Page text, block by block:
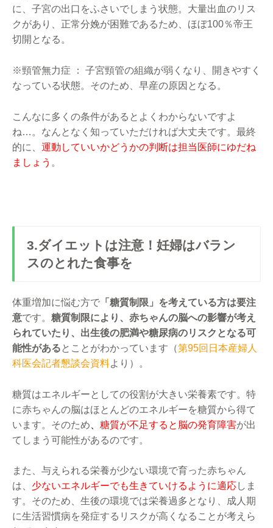
に、子宮の出口をふさいでしまう状態。大量出血のリス
クがあり、正常分娩が困難であるため、ほぼ100％帝王
切開となる。
※頸管無力症 ： 子宮頸管の組織が弱くなり、開きやすく
なっている状態。そのため、早産の原因となる。
こんなに多くの条件があるとよくわからないですよ
ね…。なんとなく知っていただければ大丈夫です。最終
的に、 運動していいかどうかの判断は担当医師にゆだね
ましょう 。
3.ダイエットは注意！妊婦はバラン
スのとれた食事を
体重増加に悩む方で 「糖質制限」を考えている方は要注
意です。 糖質制限により、赤ちゃんの脳への影響が考え
られていたり、出生後の肥満や糖尿病のリスクとなる可
能性がある とことがわかっています（第95回日本産婦人
科医会記者懇談会資料より）。
糖質はエネルギーとしての役割が大きい栄養素です。特
に赤ちゃんの脳はほとんどのエネルギーを糖質から得て
います。そのため
糖質が不足すると脳の発育障害が出
てしまう可能性があるのです。
また、与えられる栄養が少ない環境で育った赤ちゃん
は、 少ないエネルギーでも生きていけるように適応しま
す。そのため、生後の環境では栄養過多となり、成人期
に生活習慣病を発症するリスクが高くなることが考えら